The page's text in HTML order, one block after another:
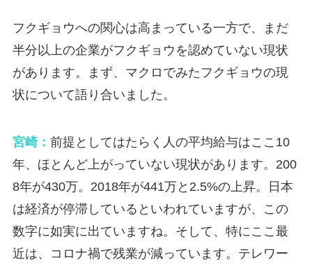
フクギョウへの関心は高まっている一方で、まだ
半分以上の企業がフクギョウを認めていない現状
があります。まず、マクロでみたフクギョウの現
状について語り合いました。
宮崎： 前提としてはたらく人の平均給与はここ10
年、ほとんど上がっていない現状があります。200
8年が430万。2018年が441万と2.5%の上昇。日本
は経済が停滞しているといわれていますが、この
数字に如実に出ていますね。そして、特にここ最
近は、コロナ禍で残業が減っています。テレワー